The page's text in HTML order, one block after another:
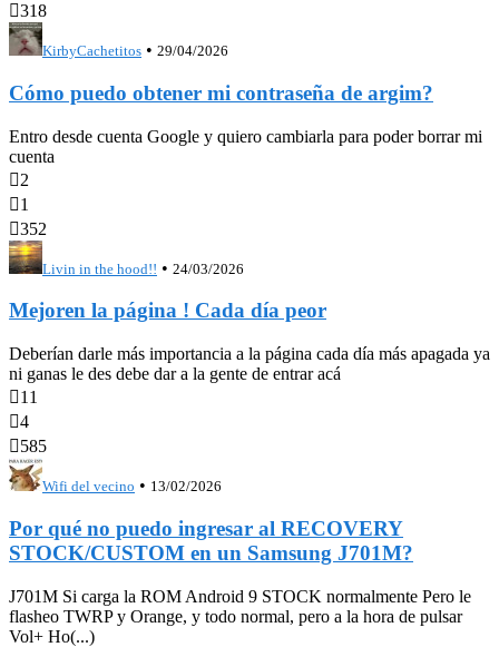
318
KirbyCachetitos • 29/04/2026
Cómo puedo obtener mi contraseña de argim?
Entro desde cuenta Google y quiero cambiarla para poder borrar mi
cuenta
2
1
352
Livin in the hood!! • 24/03/2026
Mejoren la página ! Cada día peor
Deberían darle más importancia a la página cada día más apagada ya
ni ganas le des debe dar a la gente de entrar acá
11
4
585
Wifi del vecino • 13/02/2026
Por qué no puedo ingresar al RECOVERY
STOCK/CUSTOM en un Samsung J701M?
J701M Si carga la ROM Android 9 STOCK normalmente Pero le
flasheo TWRP y Orange, y todo normal, pero a la hora de pulsar
Vol+ Ho(...)